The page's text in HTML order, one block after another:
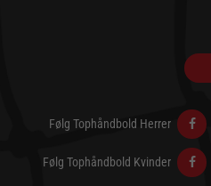
Følg Tophåndbold Herrer
Følg Tophåndbold Kvinder